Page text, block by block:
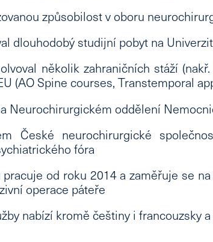
způsobilost v oboru
dlouhodobý studijní pobyt na
několik zahraničních stáží
(AO Spine courses, Transtemporal
Neurochirurgickém oddělení
České neurochirurgické
fóra
pracuje od roku 2014 a zaměřuje se na
operace páteře
nabízí kromě češtiny i francouzskya